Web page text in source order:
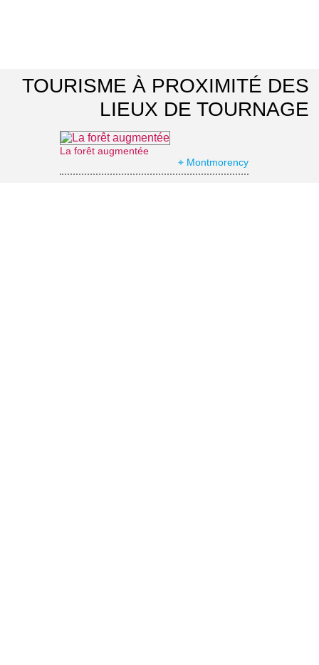
TOURISME À PROXIMITÉ DES
LIEUX DE TOURNAGE
La forêt augmentée
⌖ Montmorency